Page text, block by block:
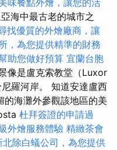
味餐點外燴，讓您的活
海中最古老的城市之
找優質的外燴廠商，讓
，為您提供精準的財務
助您做好預算 宜蘭台胞
像是盧克索教堂（Luxor
羅河岸。 知道安達盧西
的海灘外參觀該地區的美
杜拜簽證的申請過
外燴服務體驗 精緻茶會
北除白蟻公司，為您提供